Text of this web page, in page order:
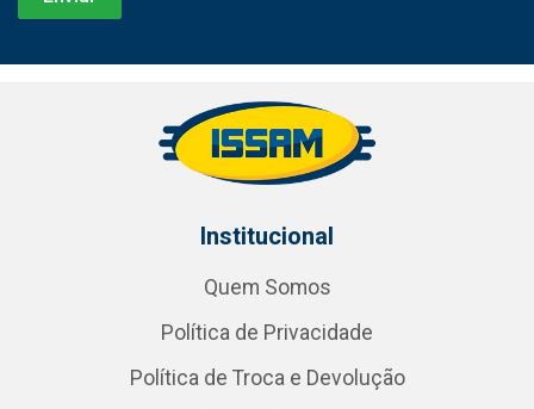
Institucional
Quem Somos
Política de Privacidade
Política de Troca e Devolução